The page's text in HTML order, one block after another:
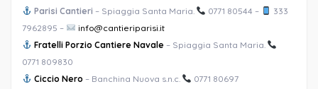
Parisi Cantieri – Spiaggia Santa Maria. 0771 80544 –
333
7962895 –
info@cantieriparisi.it
Fratelli Porzio Cantiere Navale – Spiaggia Santa Maria.
0771 809830
Ciccio Nero– Banchina Nuova s.n.c.
0771 80697